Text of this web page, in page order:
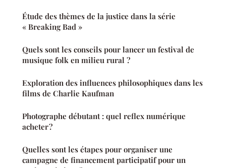
Étude des thèmes de la justice dans la série
« Breaking Bad »
Quels sont les conseils pour lancer un festival de
musique folk en milieu rural ?
Exploration des influences philosophiques dans les
films de Charlie Kaufman
Photographe débutant : quel reflex numérique
acheter ?
Quelles sont les étapes pour organiser une
campagne de financement participatif pour un